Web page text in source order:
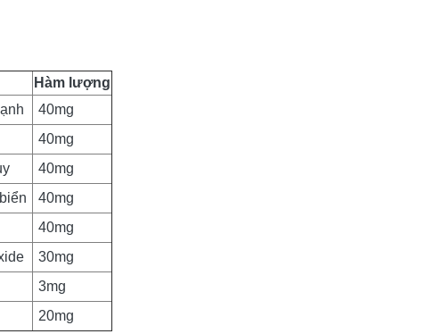
Hàm lượng
40mg
40mg
40mg
40mg
40mg
30mg
3mg
20mg